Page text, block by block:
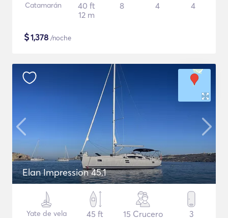
Catamarán
40 ft
12 m
8 4 4
$1,378 /noche
Elan Impression 45.1
Yate de vela
45 ft
15 Crucero 3